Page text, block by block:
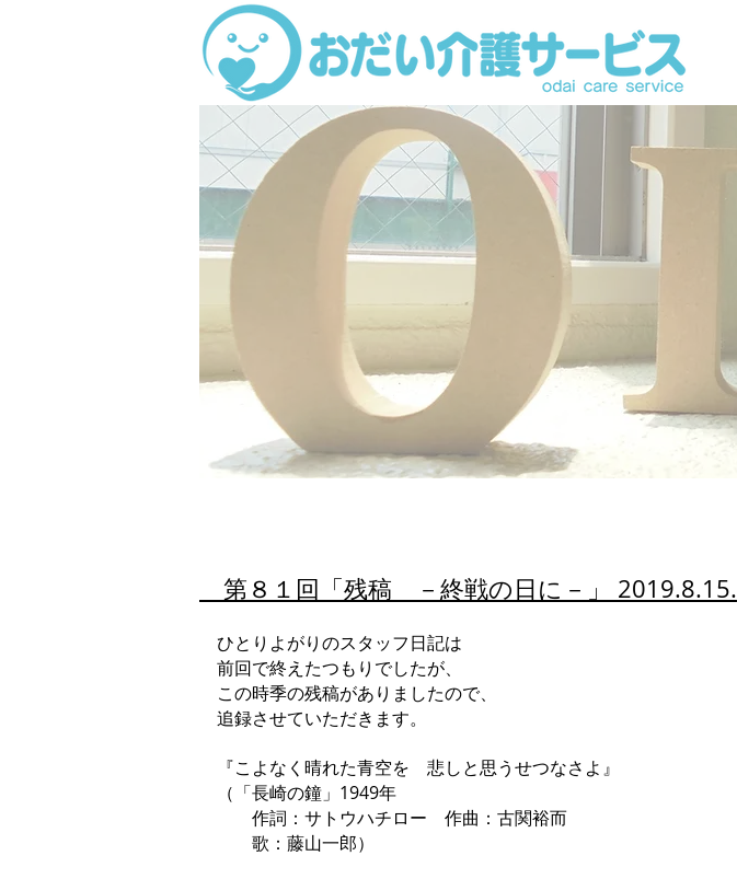
第 ８１回「残稿 －終戦の日に－」 2019.8.15.
ひとりよがりのスタッフ日記は
前回で終えたつもりでしたが、
この時季の残稿がありましたので、
追録させていただきます。
『こよなく晴れた青空を 悲しと思うせつなさよ』
（「長崎の鐘」1949年
作詞：サトウハチロー 作曲：古関裕而
歌：藤山一郎）